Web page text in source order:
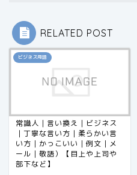
RELATED POST
ビジネス用語
常識人｜言い換え｜ビジネス
｜丁寧な言い方｜柔らかい言
い方｜かっこいい｜例文｜メ
ール｜敬語）【目上や上司や
部下など】